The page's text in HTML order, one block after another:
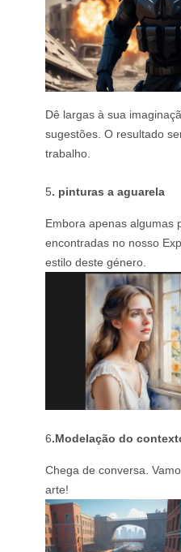
Dê largas à sua
sugestões. O resultado
trabalho.
5. pinturas a aguarela
Embora apenas algumas
encontradas no nosso
estilo deste género.
6.Modelação do
Chega de conversa.
arte!